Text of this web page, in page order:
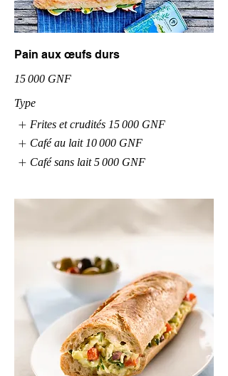
Pain aux œufs durs
15 000 GNF
Type
Frites et crudités 15 000 GNF
Café au lait 10 000 GNF
Café sans lait 5 000 GNF